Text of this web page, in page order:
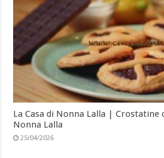
La Casa di Nonna Lalla | Crostatine
Nonna Lalla
25/04/2026